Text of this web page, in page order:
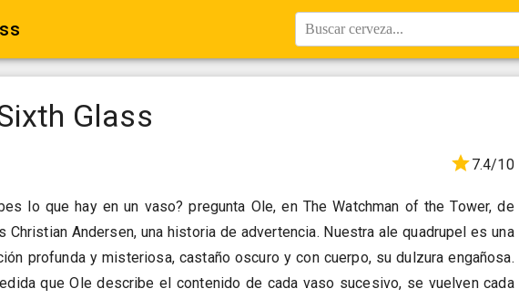
Buscar cerveza...
Glass
7.4/10
lo que hay en un vaso? pregunta Ole, en The Watchman of the Tower, de
Christian Andersen, una historia de advertencia. Nuestra ale quadrupel es una
profunda y misteriosa, castaño oscuro y con cuerpo, su dulzura engañosa.
que Ole describe el contenido de cada vaso sucesivo, se vuelven cada